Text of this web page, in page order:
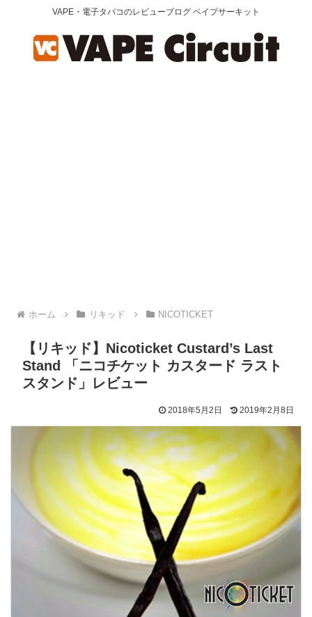
VAPE・電子タバコのレビューブログ ベイプサーキット
ホーム リキッド NICOTICKET
【リキッド】Nicoticket Custard’s Last
Stand 「ニコチケット カスタード ラスト
スタンド」レビュー
2018年5月2日 2019年2月8日